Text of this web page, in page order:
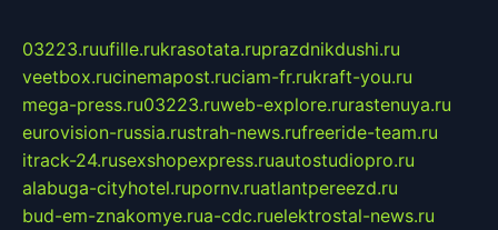
03223.ruufille.rukrasotata.ruprazdnikdushi.ru
veetbox.rucinemapost.ruciam-fr.rukraft-you.ru
mega-press.ru03223.ruweb-explore.rurastenuya.ru
eurovision-russia.rustrah-news.rufreeride-team.ru
itrack-24.rusexshopexpress.ruautostudiopro.ru
alabuga-cityhotel.rupornv.ruatlantpereezd.ru
bud-em-znakomye.rua-cdc.ruelektrostal-news.ru